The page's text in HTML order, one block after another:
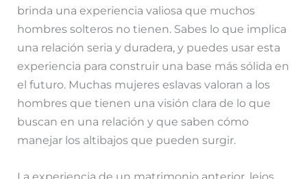
brinda una experiencia valiosa que muchos
hombres solteros no tienen. Sabes lo que implica
una relación seria y duradera, y puedes usar esta
experiencia para construir una base más sólida en
el futuro. Muchas mujeres eslavas valoran a los
hombres que tienen una visión clara de lo que
buscan en una relación y que saben cómo
manejar los altibajos que pueden surgir.
La experiencia de un matrimonio anterior, lejos